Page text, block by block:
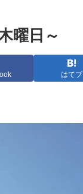
曜日～
はてブ